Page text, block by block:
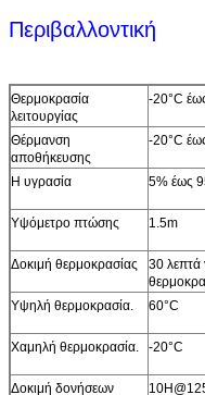
Περιβαλλοντική
Θερμοκρασία
λειτουργίας
-20°C
Θέρμανση
αποθήκευσης
-20°C
Η υγρασία 5% έως
Υψόμετρο πτώσης 1.5m
Δοκιμή θερμοκρασίας
30 λεπτά
Υψηλή θερμοκρασία.
60°C
Χαμηλή θερμοκρασία. -20°C
Δοκιμή δονήσεων